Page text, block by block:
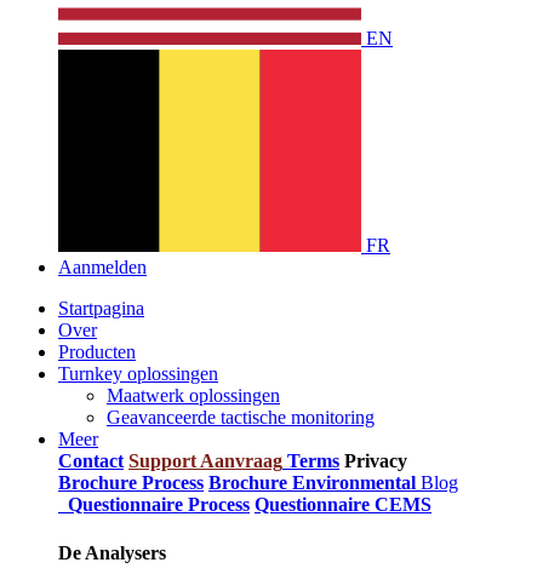
EN
FR
Aanmelden
Startpagina
Over
Producten
Turnkey oplossingen
Maatwerk oplossingen
Geavanceerde tactische monitoring
Meer
Contact Support Aanvraag Terms Privacy
Brochure Process Brochure Environmental Blog
Questionnaire Process Questionnaire CEMS
De Analysers